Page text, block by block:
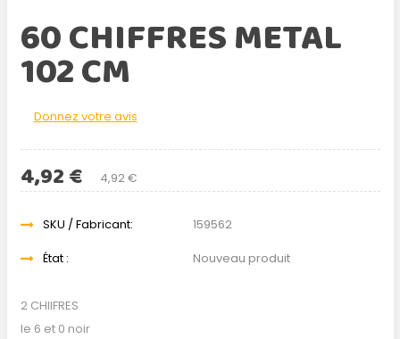
60 CHIFFRES METAL
102 CM
Donnez votre avis
4,92 €
4,92 €
SKU / Fabricant:
159562
État :
Nouveau produit
2 CHIIFRES
le 6 et 0 noir